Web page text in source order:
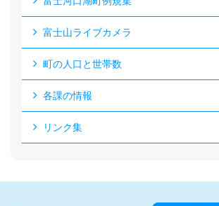
富士山ライブカメラ
町の人口と世帯数
各課の情報
リンク集